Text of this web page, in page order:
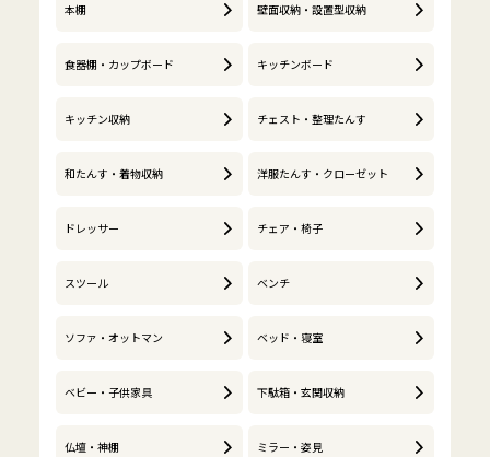
本棚 壁面収納・設置型収納
食器棚・カップボード キッチンボード
キッチン収納 チェスト・整理たんす
和たんす・着物収納 洋服たんす・クローゼット
ドレッサー チェア・椅子
スツール ベンチ
ソファ・オットマン ベッド・寝室
ベビー・子供家具 下駄箱・玄関収納
仏壇・神棚 ミラー・姿見